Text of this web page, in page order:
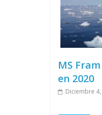
MS
en 2020
Diciembre